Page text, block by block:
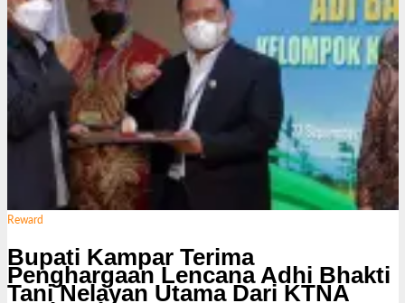
Reward
Bupati Kampar Terima
Penghargaan Lencana Adhi Bhakti
Tani Nelayan Utama Dari KTNA